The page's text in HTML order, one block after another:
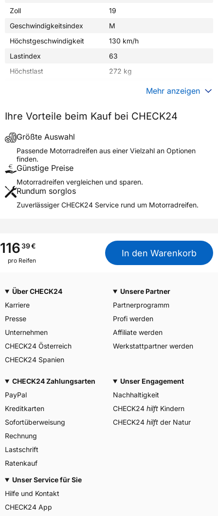
Zoll
19
Geschwindigkeitsindex
M
Höchstgeschwindigkeit
130 km/h
Lastindex
63
Höchstlast
272 kg
Fahrzeugtyp
Motorrad
Verwendung
Modellname
SCORPION MX32 MID SOFT
Reifenposition
Motorradtyp
Motocross
Weitere Eigenschaften
M+S
Nein
M/C
Allgemeine Produktsicherheit (GPSR)
Herstellerkontakt
PIRELLI TYRE SPA, Viale
Piero e Alberto Pirelli 25
20126 Milano Italien,
consumer.support@pirelli.co
Mehr anzeigen
Ihre Vorteile beim Kauf bei CHECK24
Größte Auswahl
Passende Motorradreifen aus einer Vielzahl an Optionen
finden.
Günstige Preise
Motorradreifen vergleichen und sparen.
Rundum sorglos
Zuverlässiger CHECK24 Service rund um Motorradreifen.
11639€
pro Reifen
In den Warenkorb
Über CHECK24
Karriere
Presse
Unternehmen
CHECK24 Österreich
CHECK24 Spanien
Unsere Partner
Partnerprogramm
Profi werden
Affiliate werden
Werkstattpartner werden
CHECK24 Zahlungsarten
PayPal
Kreditkarten
Sofortüberweisung
Rechnung
Lastschrift
Ratenkauf
Unser Engagement
Nachhaltigkeit
CHECK24 hilft Kindern
CHECK24 hilft der Natur
Unser Service für Sie
Hilfe und Kontakt
CHECK24 App